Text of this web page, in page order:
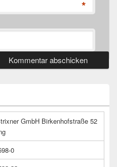
*
GmbH Birkenhofstraße 52
0